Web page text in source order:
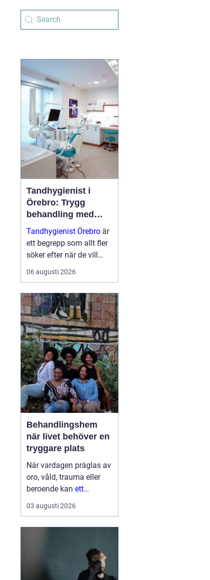
Tandhygienist i
Örebro: Trygg
behandling med
resultat
Tandhygienist Örebro är
ett begrepp som allt fler
söker efter när de vill
fräscha upp sitt
utseende utan kirurgi.
ge mer ...
06 augusti 2026
Behandlingshem
när livet behöver en
tryggare plats
När vardagen präglas av
oro, våld, trauma eller
beroende kan ett
Behandlingshem bli
trygga punkt som
bara om att få tak över
huvudet, utan om att få
skydd, professi...
03 augusti 2026